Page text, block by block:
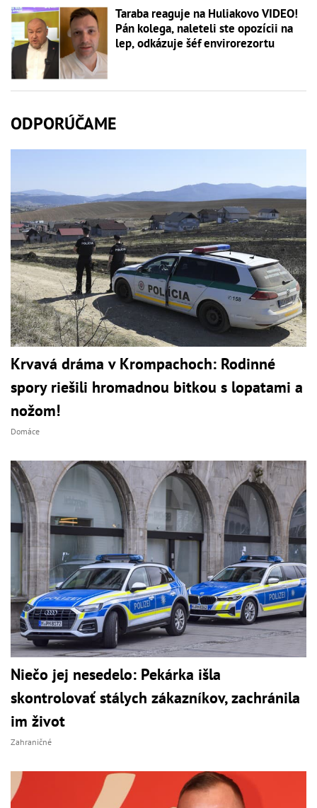
Taraba reaguje na Huliakovo VIDEO!
Pán kolega, naleteli ste opozícii na
lep, odkázuje šéf envirorezortu
ODPORÚČAME
Krvavá dráma v Krompachoch: Rodinné
spory riešili hromadnou bitkou s lopatami a
nožom!
Domáce
Niečo jej nesedelo: Pekárka išla
skontrolovať stálych zákazníkov, zachránila
im život
Zahraničné